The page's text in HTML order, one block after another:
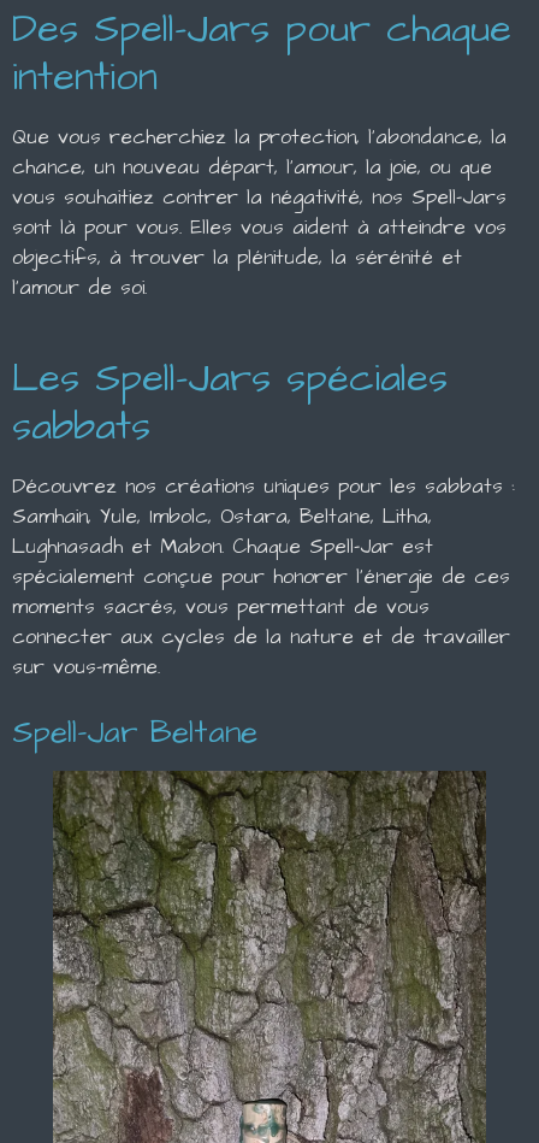
Des Spell-Jars pour chaque
intention
Que vous recherchiez la protection, l'abondance, la
chance, un nouveau départ, l'amour, la joie, ou que
vous souhaitiez contrer la négativité, nos Spell-Jars
sont là pour vous. Elles vous aident à atteindre vos
objectifs, à trouver la plénitude, la sérénité et
l'amour de soi.
Les Spell-Jars spéciales
sabbats
Découvrez nos créations uniques pour les sabbats :
Samhain, Yule, Imbolc, Ostara, Beltane, Litha,
Lughnasadh et Mabon. Chaque Spell-Jar est
spécialement conçue pour honorer l'énergie de ces
moments sacrés, vous permettant de vous
connecter aux cycles de la nature et de travailler
sur vous-même.
Spell-Jar Beltane